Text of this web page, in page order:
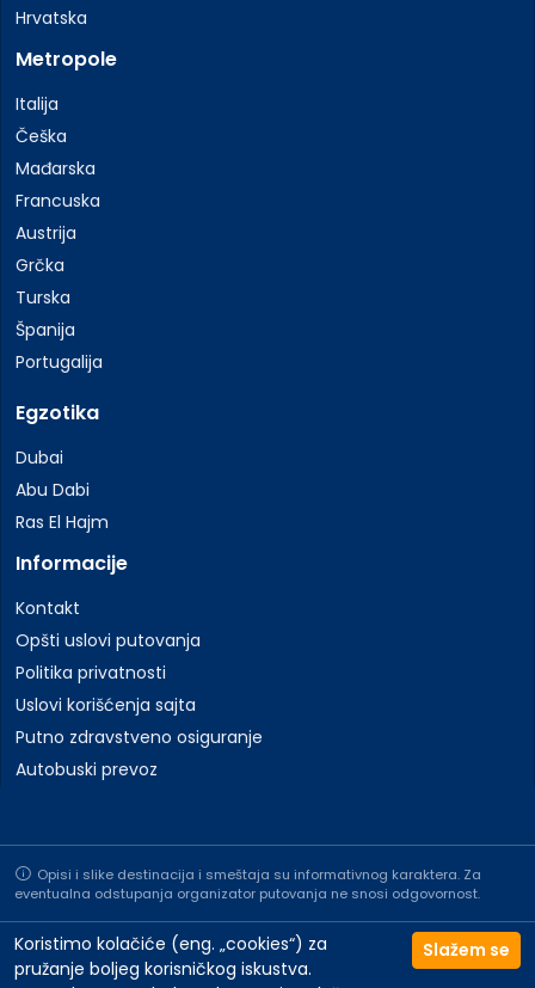
Hrvatska
Metropole
Italija
Češka
Mađarska
Francuska
Austrija
Grčka
Turska
Španija
Portugalija
Egzotika
Dubai
Abu Dabi
Ras El Hajm
Informacije
Kontakt
Opšti uslovi putovanja
Politika privatnosti
Uslovi korišćenja sajta
Putno zdravstveno osiguranje
Autobuski prevoz
Opisi i slike destinacija i smeštaja su informativnog karaktera. Za
eventualna odstupanja organizator putovanja ne snosi odgovornost.
Koristimo kolačiće (eng. „cookies“) za
pružanje boljeg korisničkog iskustva.
Slažem se